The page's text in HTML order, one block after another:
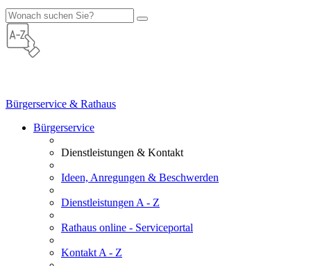
Bürgerservice & Rathaus
Bürgerservice
Dienstleistungen & Kontakt
Ideen, Anregungen & Beschwerden
Dienstleistungen A - Z
Rathaus online - Serviceportal
Kontakt A - Z